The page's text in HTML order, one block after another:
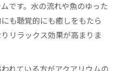
です。水の流れや魚のゆった
も聴覚的にも癒しをもたら
リラックス効果が高まりま